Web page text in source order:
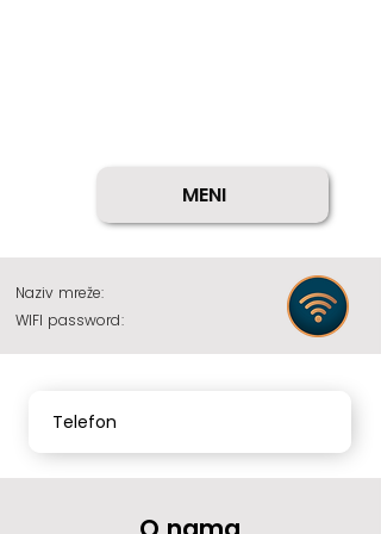
MENI
Naziv mreže:
WIFI password:
Telefon